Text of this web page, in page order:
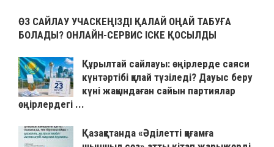
ӨЗ САЙЛАУ УЧАСКЕҢІЗДІ ҚАЛАЙ ОҢАЙ ТАБУҒА
БОЛАДЫ? ОНЛАЙН-СЕРВИС ІСКЕ ҚОСЫЛДЫ
Құрылтай сайлауы: өңірлерде саяси
күнтәртібі қалай түзіледі? Дауыс беру
күні жақындаған сайын партиялар
өңірлердегі ...
Қазақстанда «Әділетті қоғамға